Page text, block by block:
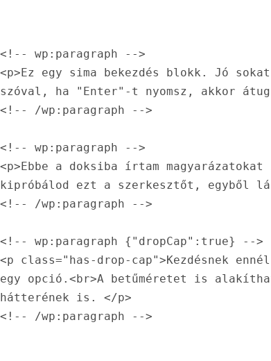
<!-- wp:paragraph -->
<p>Ez egy sima bekezdés blokk. Jó
szóval, ha "Enter"-t nyomsz, akkor
<!-- /wp:paragraph -->
<!-- wp:paragraph -->
<p>Ebbe a doksiba írtam
kipróbálod ezt a szerkesztőt, egyből
<!-- /wp:paragraph -->
<!-- wp:paragraph {"dropCap":true} -->
<p class="has-drop-cap">Kezdésnek
egy opció.<br>A betűméretet is
hátterének is. </p>
<!-- /wp:paragraph -->